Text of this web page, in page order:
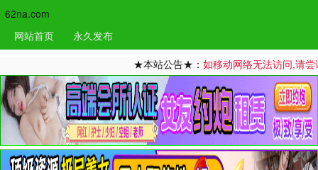
62na.com
网站首页
永久发布
★本站公告★： 如移动网络无法访问,请尝